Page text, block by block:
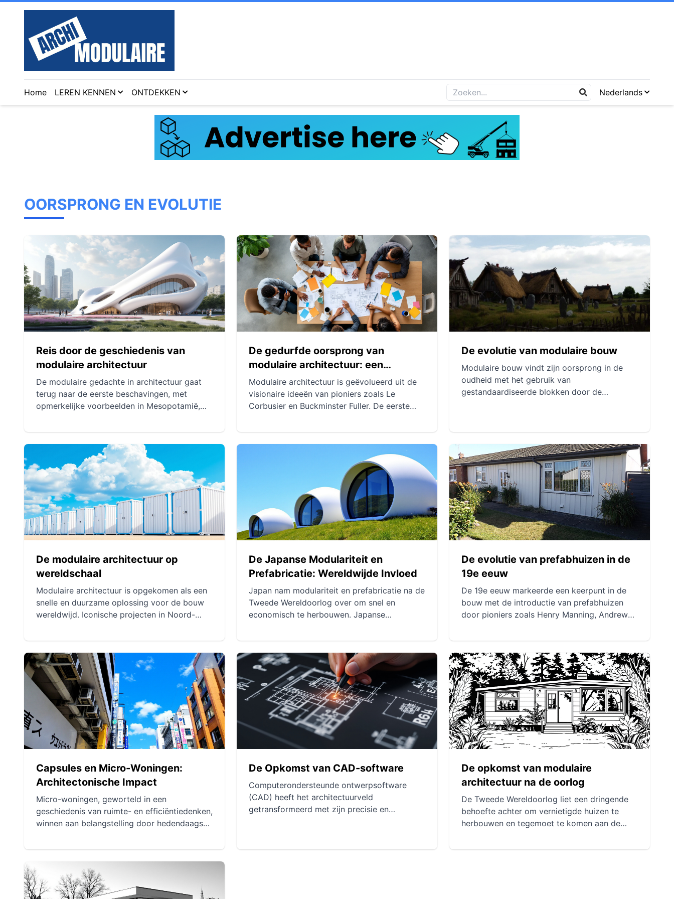
Home LEREN KENNEN ONTDEKKEN Nederlands
OORSPRONG EN EVOLUTIE
Reis door de geschiedenis van
modulaire architectuur
De modulaire gedachte in architectuur gaat
terug naar de eerste beschavingen, met
opmerkelijke voorbeelden in Mesopotamië,
markeerde een belangrijke ommekeer, met de
standaardisatie van materialen en processen.
Tegenwoordig is modulariteit essentieel om
de uitdagingen van snelle urbanisatie en
milieubehoeften aan te pakken.
De gedurfde oorsprong van
modulaire architectuur: een
revolutie begint
Modulaire architectuur is geëvolueerd uit de
visionaire ideeën van pioniers zoals Le
Corbusier en Buckminster Fuller. De eerste
uitvoerbaarheid en esthetiek van deze
concepten aan. Industrialisatie en
massaproductie maakten deze benadering
levensvatbaar en geschikt voor de
hedendaagse behoeften.
De evolutie van modulaire bouw
Modulaire bouw vindt zijn oorsprong in de
oudheid met het gebruik van
gestandaardiseerde blokken door de
Parthenon en de aquaducten. In de
Middeleeuwen werden de
prefabricatiemethoden aangepast en verrijkt,
met name in de bouw van gotische
kathedralen en vestingwerken.
De modulaire architectuur op
wereldschaal
Modulaire architectuur is opgekomen als een
snelle en duurzame oplossing voor de bouw
wereldwijd. Iconische projecten in Noord-
Azië tonen een diversiteit aan toepassingen.
In Oceanië en Zuid-Amerika heeft deze
methode specifieke uitdagingen opgelost,
zoals noodhuisvesting en
aardbevingsbestendige gebouwen.
De Japanse Modulariteit en
Prefabricatie: Wereldwijde Invloed
Japan nam modulariteit en prefabricatie na de
Tweede Wereldoorlog over om snel en
economisch te herbouwen. Japanse
beïnvloedden iconische projecten en andere
landen. Prefabricatie blijft een impact hebben
op de hedendaagse architectuur, met
duurzaamheid, snelheid en innovatie.
De evolutie van prefabhuizen in de
19e eeuw
De 19e eeuw markeerde een keerpunt in de
bouw met de introductie van prefabhuizen
door pioniers zoals Henry Manning, Andrew
Deze innovaties brachten snelle, economische
en esthetische oplossingen met zich mee,
waarbij geëxperimenteerd werd met
materialen zoals hout en ijzer. De in die tijd
ontwikkelde concepten blijven van invloed op
de moderne praktijk van modulaire bouw.
Capsules en Micro-Woningen:
Architectonische Impact
Micro-woningen, geworteld in een
geschiedenis van ruimte- en efficiëntiedenken,
winnen aan belangstelling door hedendaagse
Nakagin Capsule Tower illustreren innovatieve
modulaire oplossingen, ondanks technische
en economische obstakels. De toekomst van
micro-woningen belooft technologische
vooruitgang en diversificatie van typologieën
De Opkomst van CAD-software
Computerondersteunde ontwerpsoftware
(CAD) heeft het architectuurveld
getransformeerd met zijn precisie en
De opkomst van modulaire
architectuur na de oorlog
De Tweede Wereldoorlog liet een dringende
behoefte achter om vernietigde huizen te
herbouwen en tegemoet te komen aan de
architectuur kwam naar voren als een